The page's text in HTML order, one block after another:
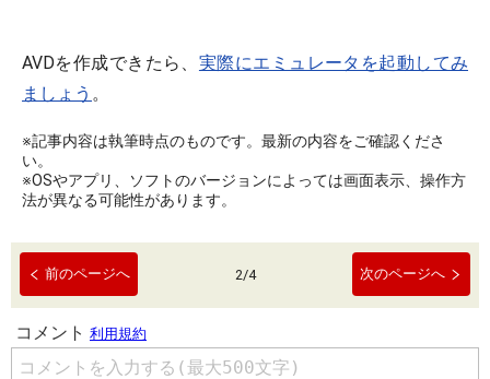
AVDを作成できたら、 実際にエミュレータを起動してみ
ましょう 。
※記事内容は執筆時点のものです。最新の内容をご確認くださ
い。
※OSやアプリ、ソフトのバージョンによっては画面表示、操作方
法が異なる可能性があります。
前のページへ 2/4 次のページへ